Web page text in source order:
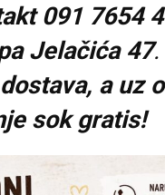
091 7654
Jelačića 47.
dostava, a uz
sok gratis!